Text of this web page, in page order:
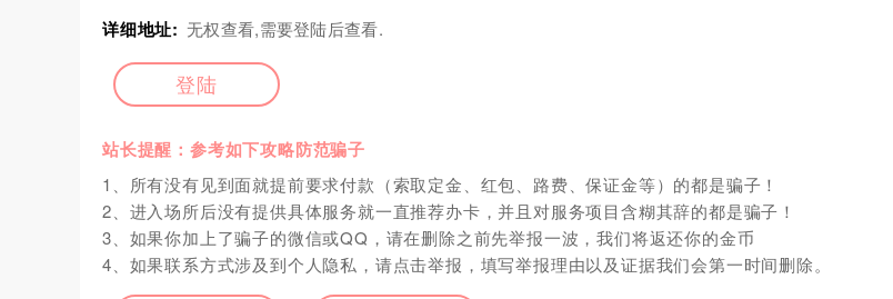
详细地址: 无权查看,需要登陆后查看.
登陆
站长提醒：参考如下攻略防范骗子
1、所有没有见到面就提前要求付款（索取定金、红包、路费、保证金等）的都是骗子！
2、进入场所后没有提供具体服务就一直推荐办卡，并且对服务项目含糊其辞的都是骗子！
3、如果你加上了骗子的微信或QQ，请在删除之前先举报一波，我们将返还你的金币
4、如果联系方式涉及到个人隐私，请点击举报，填写举报理由以及证据我们会第一时间删除。